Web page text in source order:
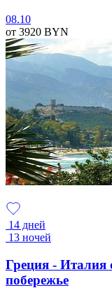
08.10
от 3920 BYN
14 дней
13 ночей
Греция - Италия
побережье